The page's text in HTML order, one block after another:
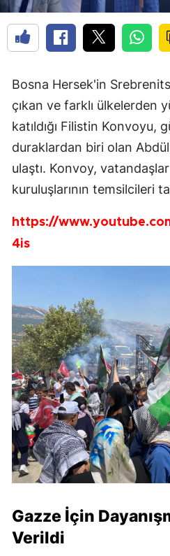
Bosna Hersek'in
çıkan ve farklı ülkelerden
katıldığı Filistin Konvoyu,
duraklardan biri olan
ulaştı. Konvoy,
kuruluşlarının temsilcileri
https://
4is
Gazze İçin
Verildi